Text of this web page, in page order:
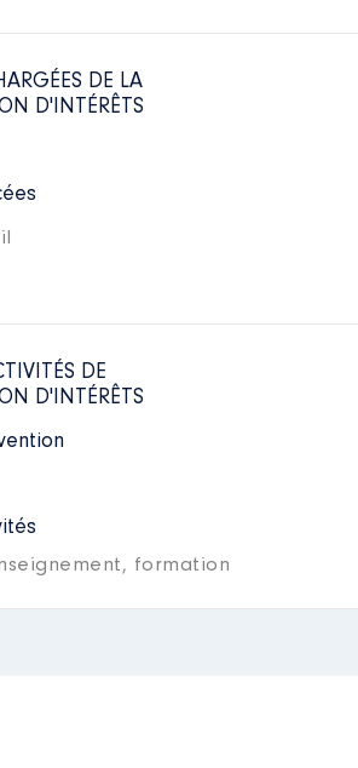
DE LA
D'INTÉRÊTS
DE
D'INTÉRÊTS
formation